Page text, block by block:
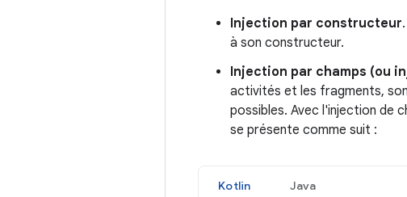
Injection par constructeur
à son constructeur.
Injection par champs (ou
activités et les fragments,
possibles. Avec l'injection de
se présente comme suit :
Kotlin Java